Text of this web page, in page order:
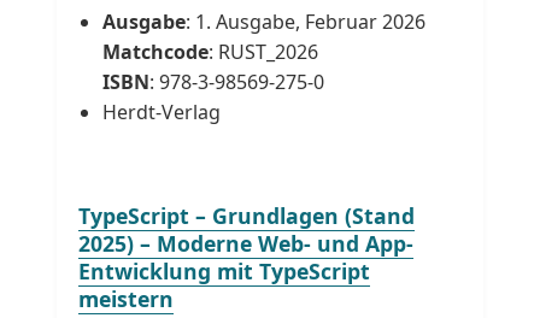
Ausgabe: 1. Ausgabe, Februar 2026
Matchcode: RUST_2026
ISBN: 978-3-98569-275-0
Herdt-Verlag
TypeScript – Grundlagen (Stand
2025) – Moderne Web- und App-
Entwicklung mit TypeScript
meistern